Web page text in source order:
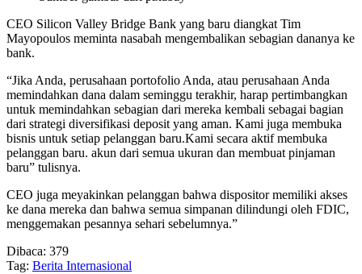
CEO Silicon Valley Bridge Bank yang baru diangkat Tim
Mayopoulos meminta nasabah mengembalikan sebagian dananya ke
bank.
“Jika Anda, perusahaan portofolio Anda, atau perusahaan Anda
memindahkan dana dalam seminggu terakhir, harap pertimbangkan
untuk memindahkan sebagian dari mereka kembali sebagai bagian
dari strategi diversifikasi deposit yang aman. Kami juga membuka
bisnis untuk setiap pelanggan baru.Kami secara aktif membuka
pelanggan baru. akun dari semua ukuran dan membuat pinjaman
baru” tulisnya.
CEO juga meyakinkan pelanggan bahwa dispositor memiliki akses
ke dana mereka dan bahwa semua simpanan dilindungi oleh FDIC,
menggemakan pesannya sehari sebelumnya.”
Dibaca: 379
Tag: Berita Internasional